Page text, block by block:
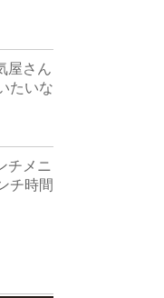
屋さん
たいな
チメニ
チ時間